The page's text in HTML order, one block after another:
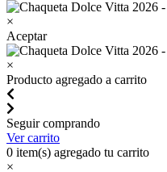
×
Aceptar
×
Producto agregado a carrito
Seguir comprando
Ver carrito
0 item(s) agregado tu carrito
×